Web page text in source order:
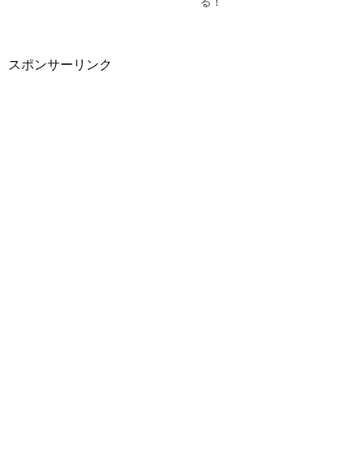
スポンサーリンク